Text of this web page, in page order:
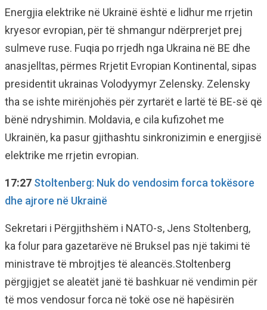
Energjia elektrike në Ukrainë është e lidhur me rrjetin
kryesor evropian, për të shmangur ndërprerjet prej
sulmeve ruse. Fuqia po rrjedh nga Ukraina në BE dhe
anasjelltas, përmes Rrjetit Evropian Kontinental, sipas
presidentit ukrainas Volodyymyr Zelensky. Zelensky
tha se ishte mirënjohës për zyrtarët e lartë të BE-së që
bënë ndryshimin. Moldavia, e cila kufizohet me
Ukrainën, ka pasur gjithashtu sinkronizimin e energjisë
elektrike me rrjetin evropian.
17:27 Stoltenberg: Nuk do vendosim forca tokësore
dhe ajrore në Ukrainë
Sekretari i Përgjithshëm i NATO-s, Jens Stoltenberg,
ka folur para gazetarëve në Bruksel pas një takimi të
ministrave të mbrojtjes të aleancës.Stoltenberg
përgjigjet se aleatët janë të bashkuar në vendimin për
të mos vendosur forca në tokë ose në hapësirën